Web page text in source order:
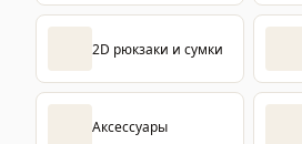
2D рюкзаки и сумки
Аксессуары